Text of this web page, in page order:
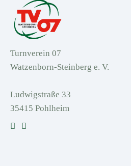
Turnverein 07
Watzenborn-Steinberg e. V.
Ludwigstraße 33
35415 Pohlheim